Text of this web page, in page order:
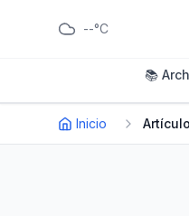
--°C
📚
Inicio Artículo